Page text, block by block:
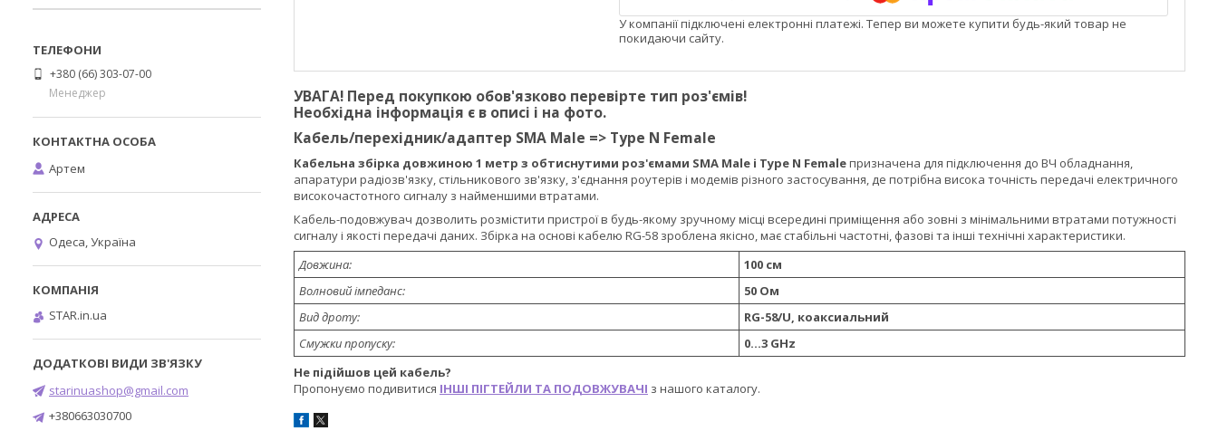
У компанії підключені електронні платежі. Тепер ви можете купити будь-який товар не
покидаючи сайту.
УВАГА! Перед покупкою обов'язково перевірте тип роз'ємів!
Необхідна інформація є в описі і на фото.
Кабель/перехідник/адаптер SMA Male => Type N Female
Кабельна збірка довжиною 1 метр з обтиснутими роз'ємами SMA Male і Type N Femaleпризначена для підключення до ВЧ обладнання,
апаратури радіозв'язку, стільникового зв'язку, з'єднання роутерів і модемів різного застосування, де потрібна висока точність передачі електричного
високочастотного сигналу з найменшими втратами.
Кабель-подовжувач дозволить розмістити пристрої в будь-якому зручному місці всередині приміщення або зовні з мінімальними втратами потужності
сигналу і якості передачі даних. Збірка на основі кабелю RG-58 зроблена якісно, має стабільні частотні, фазові та інші технічні характеристики.
Довжина:
100 см
Волновий імпеданс:
50 Ом
Вид дроту:
RG-58/U, коаксиальний
Смужки пропуску:
0...3 GHz
Не підійшов цей кабель?
Пропонуємо подивитися ІНШІ ПІГТЕЙЛИ ТА ПОДОВЖУВАЧІ з нашого каталогу.
+380 (66) 303-07-00
Менеджер
Артем
Одеса, Україна
STAR.in.ua
starinuashop@gmail.com
+380663030700